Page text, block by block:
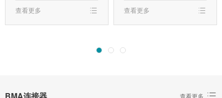
查看更多 查看更多
查看更多